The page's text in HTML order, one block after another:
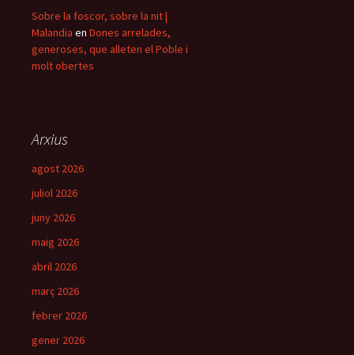
Sobre la foscor, sobre la nit |
Malandia en Dones arrelades,
generoses, que alleten el Poble i
molt obertes
Arxius
agost 2026
juliol 2026
juny 2026
maig 2026
abril 2026
març 2026
febrer 2026
gener 2026